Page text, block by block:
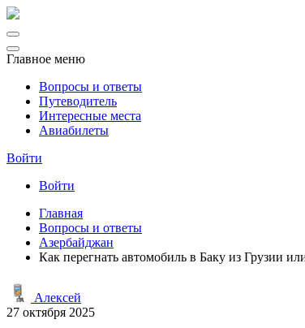
Главное меню
Вопросы и ответы
Путеводитель
Интересные места
Авиабилеты
Войти
Войти
Главная
Вопросы и ответы
Азербайджан
Как перегнать автомобиль в Баку из Грузии
Алексей
27 октября 2025